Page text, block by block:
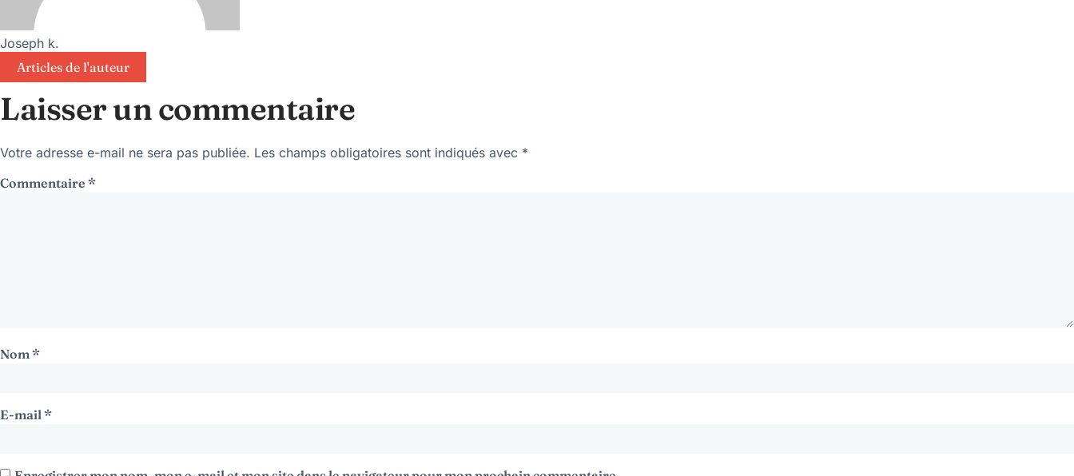
Joseph k.
Articles de l'auteur
Laisser un commentaire
Votre adresse e-mail ne sera pas publiée. Les champs obligatoires sont indiqués avec *
Commentaire *
Nom*
E-mail*